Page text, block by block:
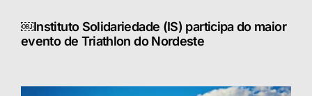
￼Instituto Solidariedade (IS) participa do maior
evento de Triathlon do Nordeste